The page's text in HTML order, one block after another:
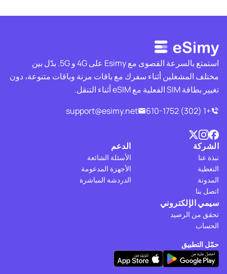
استمتع بالسرعة القصوى مع Esimy على 4G و 5G. بدّل بين
مختلف المشغلين أثناء سفرك مع باقات مرنة وباقات متنوعة، دون
تغيير بطاقة SIM الفعلية مع eSIM أثناء التنقل.
+1 (302) 610-1752
support@esimy.net
الشركة
نبذة عنا
التغطية
المدونة
اتصل بنا
الدعم
الأسئلة الشائعة
الأجهزة المدعومة
الدردشة المباشرة
سيمي الإلكتروني
تحقق من الرصيد
الحساب
حمّل التطبيق